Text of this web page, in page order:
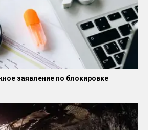
заявление по блокировке